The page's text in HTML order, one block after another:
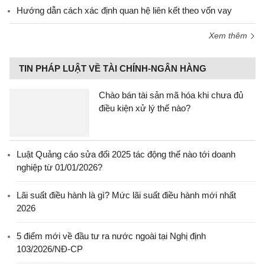
Hướng dẫn cách xác định quan hệ liên kết theo vốn vay
Xem thêm
TIN PHÁP LUẬT VỀ TÀI CHÍNH-NGÂN HÀNG
Chào bán tài sản mã hóa khi chưa đủ
điều kiện xử lý thế nào?
Luật Quảng cáo sửa đổi 2025 tác động thế nào tới doanh
nghiệp từ 01/01/2026?
Lãi suất điều hành là gì? Mức lãi suất điều hành mới nhất
2026
5 điểm mới về đầu tư ra nước ngoài tại Nghị định
103/2026/NĐ-CP